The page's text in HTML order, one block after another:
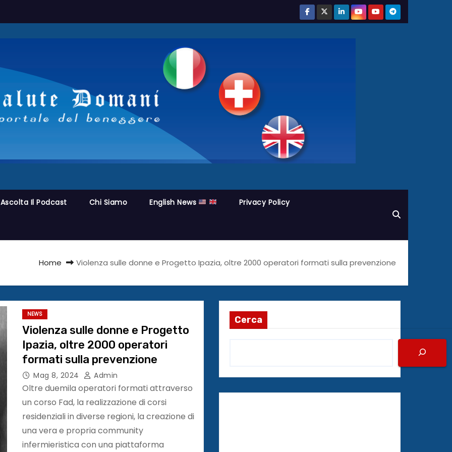
Ascolta Il Podcast Chi Siamo English News Privacy Policy
Home Violenza sulle donne e Progetto Ipazia, oltre 2000 operatori formati sulla prevenzione
NEWS
Violenza sulle donne e Progetto
Ipazia, oltre 2000 operatori
formati sulla prevenzione
Mag 8, 2024 Admin
Oltre duemila operatori formati attraverso
un corso Fad, la realizzazione di corsi
residenziali in diverse regioni, la creazione di
una vera e propria community
infermieristica con una piattaforma
Cerca